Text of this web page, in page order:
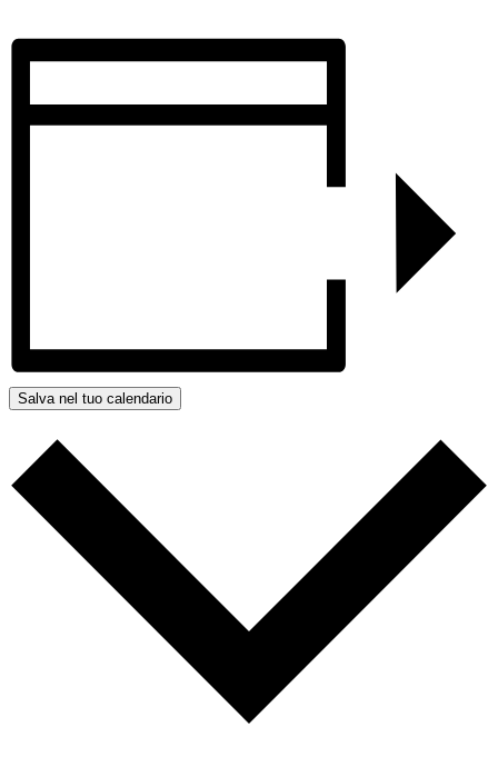
Salva nel tuo calendario